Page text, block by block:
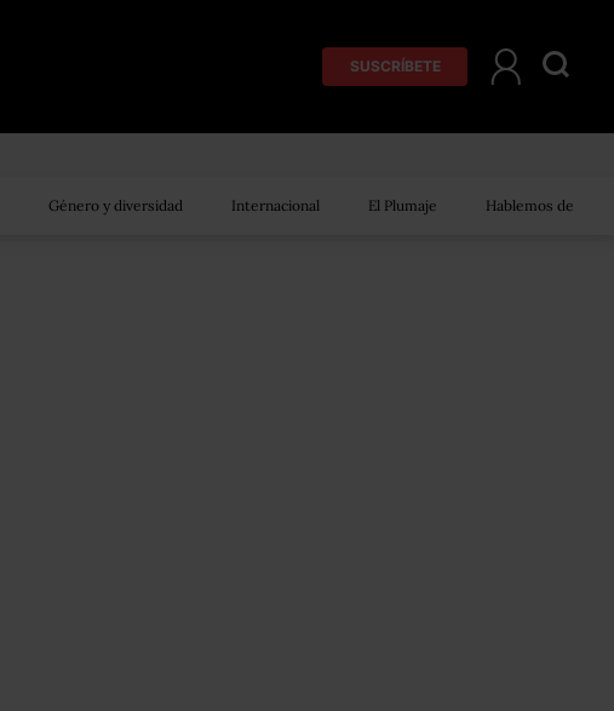
SUSCRÍBETE
Género y diversidad Internacional El Plumaje Hablemos de